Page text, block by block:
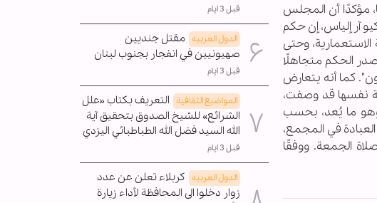
مؤكدًا أن المجلس
آر إلياس، إن حكم
الاستعمارية، وحتى
الحكم متجاهلًا
كما أنه يتعارض
هيئة الآثار الهندية نفسها قد وصفت،
وهو ما يُعد، بحسب
وفي إشارة إلى الترتيب الإداري لعام ٢٠٠٣ الذي ينظم العبادة في المجمع،
الجمعة. ووفقًا
قبل 3 ايام
الدول العربیه مقتل جنديين
صهيونيين في انفجار بجنوب لبنان
قبل 3 ايام
المواضیع الثقافية التعريف بكتاب «علل
الشرائع» للشيخ الصدوق بتحقيق آية
الله السيد فضل الله الطباطبائي اليزدي
قبل 3 ايام
الدول العربیه كربلاء تعلن عن عدد
زوار دخلوا الى المحافظة لأداء زيارة